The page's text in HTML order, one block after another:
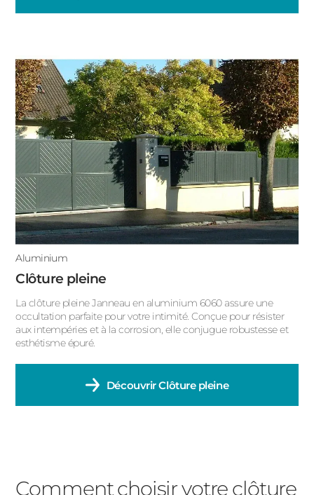
Aluminium
Clôture pleine
La clôture pleine Janneau en aluminium 6060 assure une
occultation parfaite pour votre intimité. Conçue pour résister
aux intempéries et à la corrosion, elle conjugue robustesse et
esthétisme épuré.
DécouvrirClôture pleine
Comment choisir votre clôture